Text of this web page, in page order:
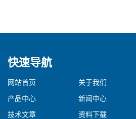
快速导航
网站首页
关于我们
产品中心
新闻中心
技术文章
资料下载